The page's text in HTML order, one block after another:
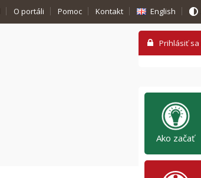
O portáli Pomoc Kontakt English
Ako začať